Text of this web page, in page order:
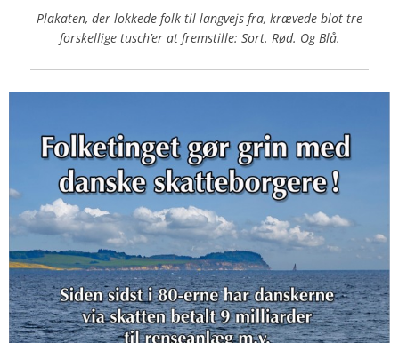
Plakaten, der lokkede folk til langvejs fra, krævede blot tre
forskellige tusch’er at fremstille: Sort. Rød. Og Blå.